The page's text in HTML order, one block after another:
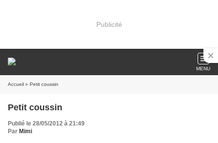
Publicité
MENU
Accueil » Petit coussin
Petit coussin
Publié le 28/05/2012 à 21:49
Par Mimi